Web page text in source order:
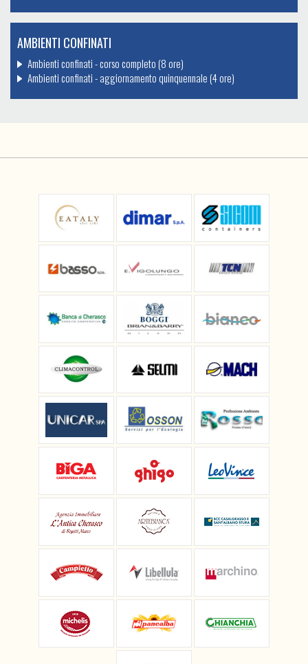
AMBIENTI CONFINATI
Ambienti confinati - corso completo (8 ore)
Ambienti confinati - aggiornamento quinquennale (4 ore)